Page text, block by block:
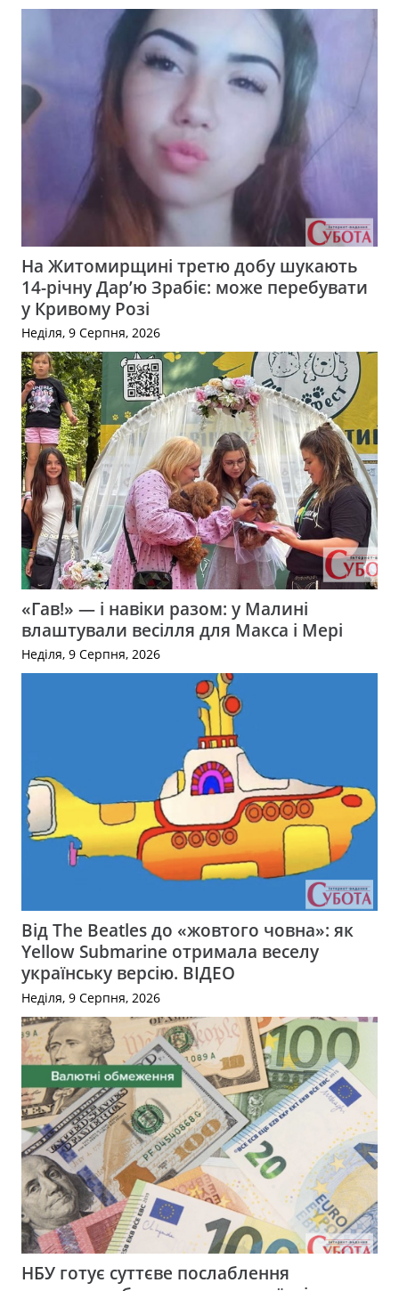
На Житомирщині третю добу шукають
14-річну Дар’ю Зрабіє: може перебувати
у Кривому Розі
Неділя, 9 Серпня, 2026
«Гав!» — і навіки разом: у Малині
влаштували весілля для Макса і Мері
Неділя, 9 Серпня, 2026
Від The Beatles до «жовтого човна»: як
Yellow Submarine отримала веселу
українську версію. ВІДЕО
Неділя, 9 Серпня, 2026
НБУ готує суттєве послаблення